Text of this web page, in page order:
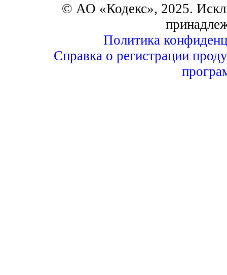
© АО «Кодекс», 2025.
Политика
Справка о регистрации